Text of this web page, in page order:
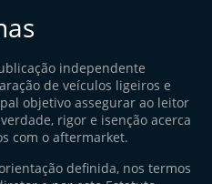
independente
de veículos ligeiros e
objetivo assegurar ao leitor
rigor e isenção acerca
com o aftermarket.
definida, nos termos